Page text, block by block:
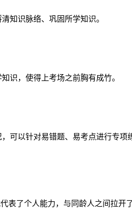
知识脉络、巩固所学知识。
识，使得上考场之前胸有成竹。
可以针对易错题、易考点进行专项
表了个人能力，与同龄人之间拉开